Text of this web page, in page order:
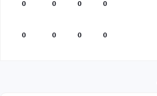
0
0
0
0
0
0
0
0